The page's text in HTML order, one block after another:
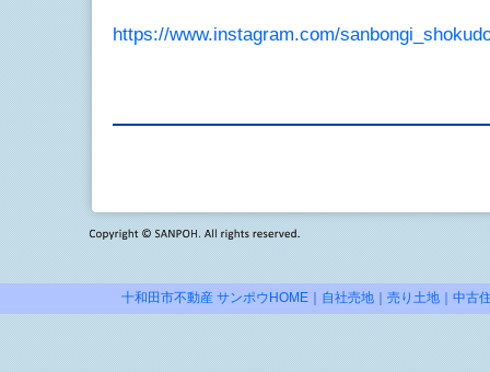
https://www.instagram.com/
十和田市不動産 サンポウHOME｜ 自社売地｜ 売り土地｜ 中古